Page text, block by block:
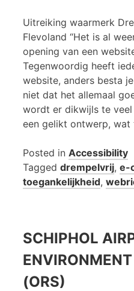
Uitreiking waarmerk
Flevoland “Het is al
opening van een
Tegenwoordig heeft
website, anders besta
niet dat het allemaal
wordt er dikwijls te veel
een gelikt ontwerp,
Posted in Accessibility
Tagged drempelvrij, e-
toegankelijkheid,
SCHIPHOL
(ORS)